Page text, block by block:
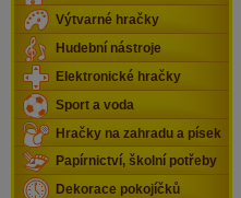
Výtvarné hračky
Hudební nástroje
Elektronické hračky
Sport a voda
Hračky na zahradu a písek
Papírnictví, školní potřeby
Dekorace pokojíčků